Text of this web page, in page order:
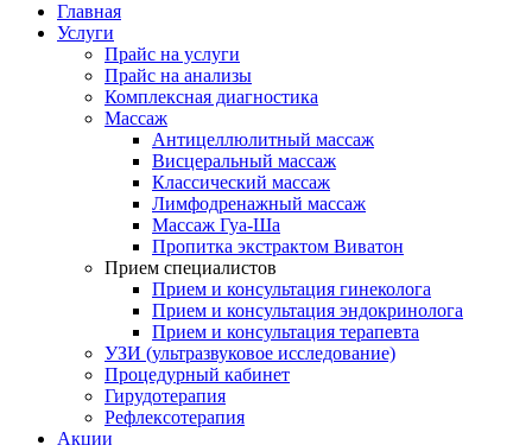
жизнь"Главная
Услуги
Прайс на услуги
Прайс на анализы
Комплексная диагностика
Массаж
Антицеллюлитный массаж
Висцеральный массаж
Классический массаж
Лимфодренажный массаж
Массаж Гуа-Ша
Пропитка экстрактом Виватон
Прием специалистов
Прием и консультация гинеколога
Прием и консультация эндокринолога
Прием и консультация терапевта
УЗИ (ультразвуковое исследование)
Процедурный кабинет
Гирудотерапия
Рефлексотерапия
Акции